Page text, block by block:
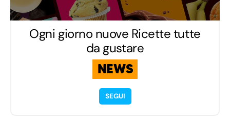
Ogni giorno nuove Ricette tutte
da gustare
NEWS
SEGUI